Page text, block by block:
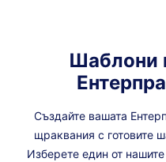
Шаблони
Създайте вашата
щраквания с готовите
Изберете един от